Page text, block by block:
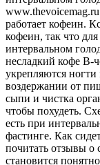
www.thevoicemag.ru
работает кофеин.
кофеин, так что
интервальном
несладкий кофе В-
укрепляются
воздержании от
сыпи и чистка
чтобы похудеть.
есть при
фастинге. Как
почитать отзывы о
становится